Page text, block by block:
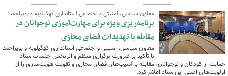
معاون سیاسی، امنیتی و اجتماعی استانداری کهگیلویه و بویراحمد:
برنامه‌ریزی ویژه برای مهارت‌آموزی نوجوانان در
مقابله با تهدیدات فضای مجازی
معاون سیاسی، امنیتی و اجتماعی استانداری کهگیلویه و بویراحمد
با تأکید بر ضرورت برگزاری منظم و اثربخش جلسات ستاد
حمایت از کودکان و نوجوانان، مقابله با آسیب‌های فضای مجازی و تقویت هویت‌سازی را از
اولویت‌های اصلی این ستاد اعلام کرد.